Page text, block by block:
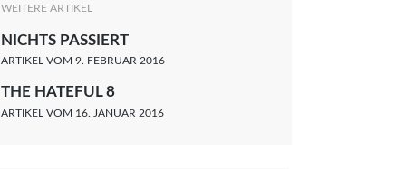
WEITERE ARTIKEL
NICHTS PASSIERT
ARTIKEL VOM 9. FEBRUAR 2016
THE HATEFUL 8
ARTIKEL VOM 16. JANUAR 2016